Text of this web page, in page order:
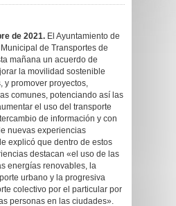
de 2021. El Ayuntamiento de
de Transportes de
mañana un acuerdo de
la movilidad sostenible
y promover proyectos,
comunes, potenciando así las
el uso del transporte
de información y con
nuevas experiencias
explicó que dentro de estos
destacan «el uso de las
energías renovables, la
urbano y la progresiva
colectivo por el particular por
personas en las ciudades».